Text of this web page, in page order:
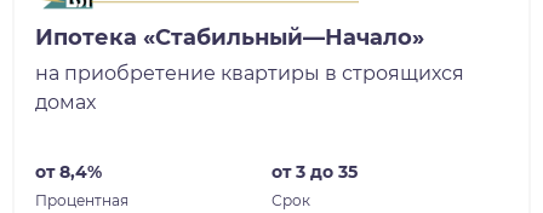
Ипотека «Стабильный—Начало»
на приобретение квартиры в строящихся
домах
от 8,4%
Процентная
от 3 до 35
Срок